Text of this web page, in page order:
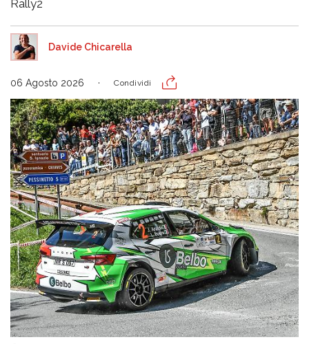
Rally2
Davide Chicarella
06 Agosto 2026 Condividi